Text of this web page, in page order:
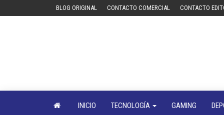
BLOG ORIGINAL CONTACTO COMERCIAL CONTACTO
INICIO TECNOLOGÍA GAMING